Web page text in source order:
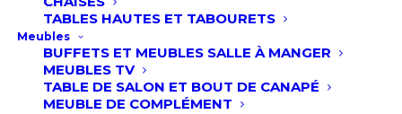
TABLES HAUTES ET TABOURETS
Meubles
BUFFETS ET MEUBLES SALLE À MANGER
MEUBLES TV
TABLE DE SALON ET BOUT DE CANAPÉ
MEUBLE DE COMPLÉMENT